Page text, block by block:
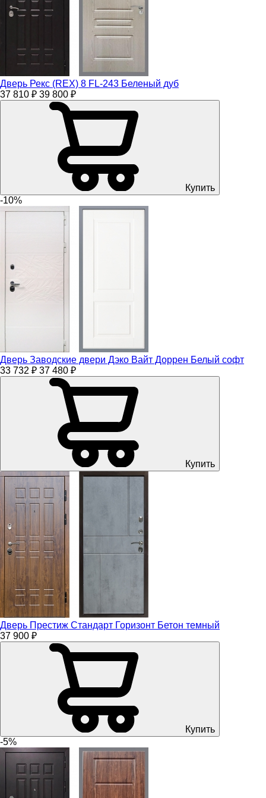
Дверь Рекс (REX) 8 FL-243 Беленый дуб
37 810 ₽ 39 800 ₽
Купить
-10%
Дверь Заводские двери Дэко Вайт Доррен Белый софт
33 732 ₽ 37 480 ₽
Купить
Дверь Престиж Стандарт Горизонт Бетон темный
37 900 ₽
Купить
-5%